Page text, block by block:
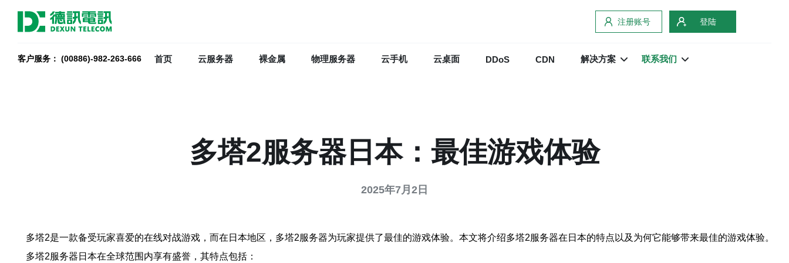
注册账号 登陆
客户服务： (00886)-982-263-666 首页 云服务器 裸金属 物理服务器 云手机 云桌面 DDoS CDN 解决方案 联系我们
多塔2服务器日本：最佳游戏体验
2025年7月2日
多塔2是一款备受玩家喜爱的在线对战游戏，而在日本地区，多塔2服务器为玩家提供了最佳的游戏体验。本文将介绍多塔2服务器在日本的特点以及为何它能够带来最佳的游戏体验。
多塔2服务器日本在全球范围内享有盛誉，其特点包括：